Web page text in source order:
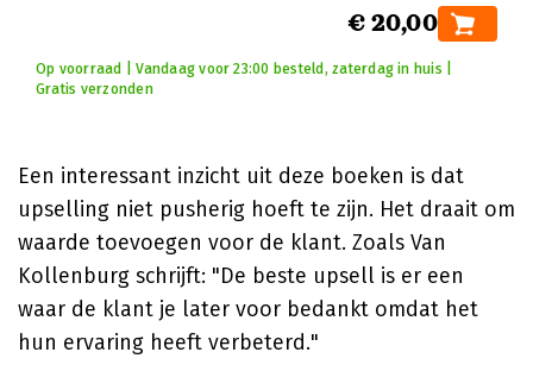
€ 20,00
Op voorraad | Vandaag voor 23:00 besteld, zaterdag in huis |
Gratis verzonden
Een interessant inzicht uit deze boeken is dat
upselling niet pusherig hoeft te zijn. Het draait om
waarde toevoegen voor de klant. Zoals Van
Kollenburg schrijft: "De beste upsell is er een
waar de klant je later voor bedankt omdat het
hun ervaring heeft verbeterd."